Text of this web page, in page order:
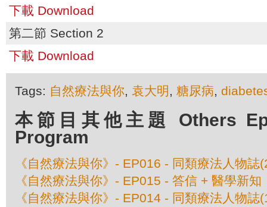
下載 Download
第二節 Section 2
下載 Download
Tags: 自然療法與你, 袁大明 , 糖尿病,
本節目其他主題 Others
Program
《自然療法與你》- EP016 - 同類療法人物誌
《自然療法與你》- EP015 - 答信 + 醫學新知
《自然療法與你》- EP014 - 同類療法人物誌